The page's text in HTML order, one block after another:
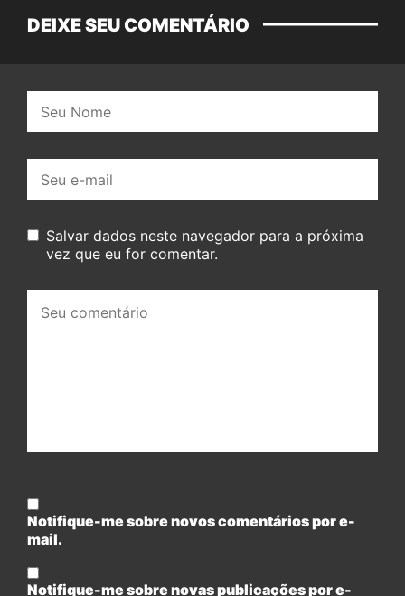
DEIXE SEU COMENTÁRIO
mail:
Salvar dados neste navegador para a próxima
vez que eu for comentar.
comentário:
Notifique-me sobre novos comentários por e-
mail.
Notifique-me sobre novas publicações por e-